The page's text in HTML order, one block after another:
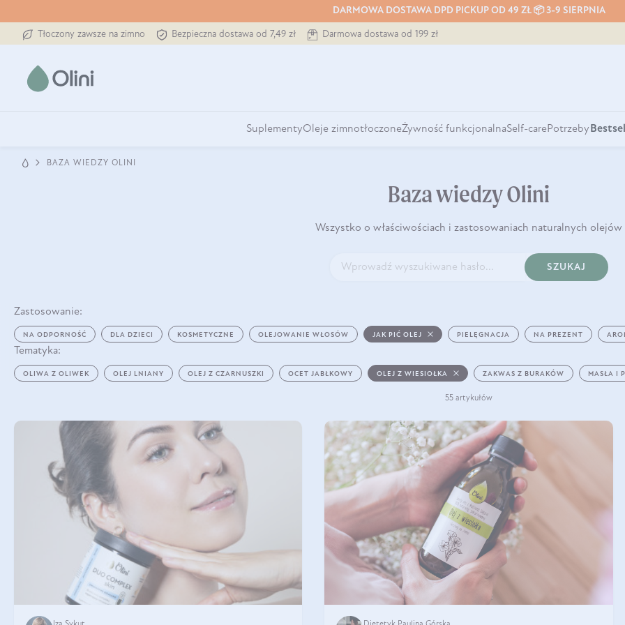
DARMOWA DOSTAWA DPD PICKUP OD 49 ZŁ 📦 3-9 SIERPNIA
Tłoczony zawsze na zimno Bezpieczna dostawa od 7,49 zł Darmowa dostawa od 199 zł
SuplementyOleje zimnotłoczoneŻywność funkcjonalnaSelf-carePotrzeby
BAZA WIEDZY OLINI
Baza wiedzy Olini
Wszystko o właściwościach i zastosowaniach naturalnych olejów
SZUKAJ
Zastosowanie:
NA ODPORNOŚĆ DLA DZIECI KOSMETYCZNE OLEJOWANIE WŁOSÓW JAK PIĆ OLEJ PIELĘGNACJA NA PREZENT
Tematyka:
OLIWA Z OLIWEK OLEJ LNIANY OLEJ Z CZARNUSZKI OCET JABŁKOWY OLEJ Z WIESIOŁKA ZAKWAS Z BURAKÓW MASŁA I
55 artykułów